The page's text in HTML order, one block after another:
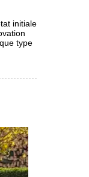
initiale
type